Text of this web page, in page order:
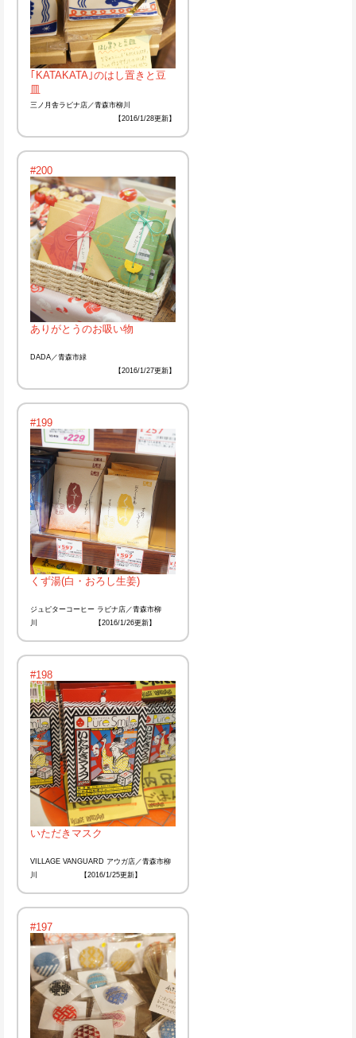
｢KATAKATA｣のはし置きと豆
皿
三ノ月舎ラビナ店／青森市柳川
【2016/1/28更新】
#200
ありがとうのお吸い物
DADA／青森市緑
【2016/1/27更新】
#199
くず湯(白・おろし生姜)
ジュピターコーヒー ラビナ店／青森市柳
川 【2016/1/26更新】
#198
いただきマスク
VILLAGE VANGUARD アウガ店／青森市柳
川 【2016/1/25更新】
#197